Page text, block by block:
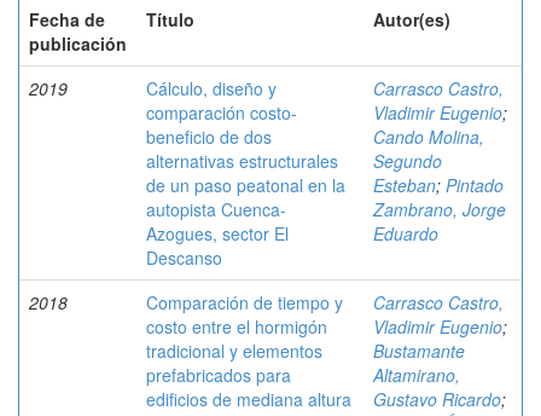
Fecha de
publicación
Título Autor(es)
2019
Cálculo, diseño y
comparación costo-
beneficio de dos
alternativas estructurales
de un paso peatonal en la
autopista Cuenca-
Azogues, sector El
Descanso
Carrasco Castro,
Vladimir Eugenio;
Cando Molina,
Segundo
Esteban; Pintado
Zambrano, Jorge
Eduardo
2018
Comparación de tiempo y
costo entre el hormigón
tradicional y elementos
prefabricados para
edificios de mediana altura
Carrasco Castro,
Vladimir Eugenio;
Bustamante
Altamirano,
Gustavo Ricardo;